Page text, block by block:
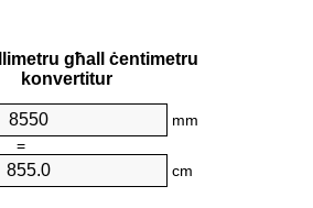
għall ċentimetru
konvertitur
mm
=
cm